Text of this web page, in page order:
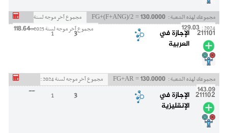
مجموعك لهذه الشعبة : FG+(F+ANG)/2 = 130.0000
مجموع آخر موجه لسنة
2024 :
129.03 مجموع آخر موجه لسنة 2025 : 118.64 211101 الإجازة في
العربية
3
1
--
مجموعك لهذه الشعبة : FG+AR = 130.0000 مجموع آخر موجه لسنة 2024 :
143.09
211102 الإجازة في
الإنقليزية
3
1
--